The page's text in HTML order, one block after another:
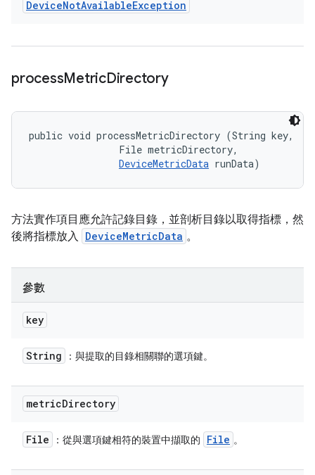
DeviceNotAvailableException
processMetricDirectory
public void processMetricDirectory (String key,
                File metricDirectory,
DeviceMetricData runData)
方法實作項目應允許記錄目錄，並剖析目錄以取得指標，然
後將指標放入 DeviceMetricData 。
參數
key
String ：與提取的目錄相關聯的選項鍵。
metricDirectory
File ：從與選項鍵相符的裝置中擷取的 File 。